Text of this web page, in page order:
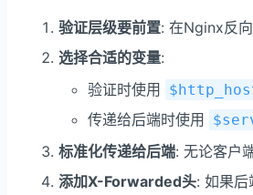
验证层级要前置: 在Nginx反
选择合适的变量:
验证时使用
传递给后端时使用
标准化传递给后端: 无论客户
添加X-Forwarded头: 如果